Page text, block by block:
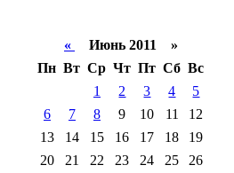
«
Июнь 2011 »
Пн Вт Ср Чт Пт Сб Вс
1
2 3 4
5
6
7 8 9 10 11
12
13
14 15 16 17 18
19
20
21 22 23 24 25
26